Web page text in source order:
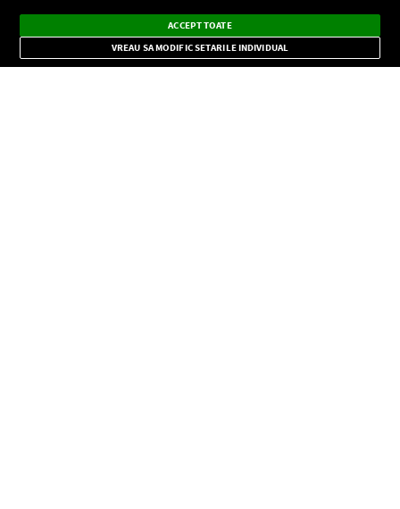
CONFIDENŢIALITATE
Dark
Mode
Radio live, podcasturi, știri și alerte
importante.
×
ACCEPT TOATE
VREAU SA MODIFIC SETARILE INDIVIDUAL